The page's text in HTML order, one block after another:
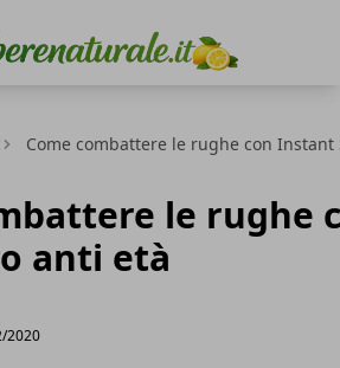
Come combattere le rughe con
le rughe
anti età
2020